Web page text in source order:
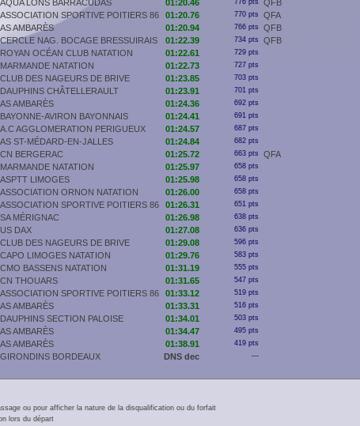
AQUA LONS BARRACUDAS 01:20.46 776 pts
QFB
ASSOCIATION SPORTIVE POITIERS 86 01:20.76 770 pts
QFA
AS AMBARÈS 01:20.94 766 pts
QFB
CERCLE NAG. BOCAGE BRESSUIRAIS 01:22.39 734 pts
QFB
ROYAN OCÉAN CLUB NATATION 01:22.61 729 pts
MARMANDE NATATION 01:22.73 727 pts
CLUB DES NAGEURS DE BRIVE 01:23.85 703 pts
DAUPHINS CHÂTELLERAULT 01:23.91 701 pts
AS AMBARÈS 01:24.36 692 pts
BAYONNE-AVIRON BAYONNAIS 01:24.41 691 pts
A.C AGGLOMERATION PERIGUEUX 01:24.57 687 pts
AS ST-MÉDARD-EN-JALLES 01:24.84 682 pts
CN BERGERAC 01:25.72 663 pts
QFA
MARMANDE NATATION 01:25.97 658 pts
ASPTT LIMOGES 01:25.98 658 pts
ASSOCIATION ORNON NATATION 01:26.00 658 pts
ASSOCIATION SPORTIVE POITIERS 86 01:26.31 651 pts
SA MÉRIGNAC 01:26.98 638 pts
US DAX 01:27.08 636 pts
CLUB DES NAGEURS DE BRIVE 01:29.08 596 pts
CAPO LIMOGES NATATION 01:29.76 583 pts
CMO BASSENS NATATION 01:31.19 555 pts
CN THOUARS 01:31.65 547 pts
ASSOCIATION SPORTIVE POITIERS 86 01:33.12 519 pts
AS AMBARÈS 01:33.31 516 pts
DAUPHINS SECTION PALOISE 01:34.01 503 pts
AS AMBARÈS 01:34.47 495 pts
AS AMBARÈS 01:38.91 419 pts
GIRONDINS BORDEAUX DNS dec ---
ou pour afficher la nature de la disqualification ou du forfait
lors du départ